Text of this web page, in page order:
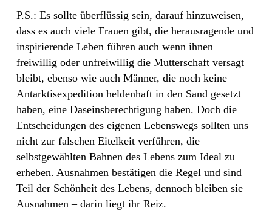
P.S.: Es sollte überflüssig sein, darauf hinzuweisen,
dass es auch viele Frauen gibt, die herausragende und
inspirierende Leben führen auch wenn ihnen
freiwillig oder unfreiwillig die Mutterschaft versagt
bleibt, ebenso wie auch Männer, die noch keine
Antarktisexpedition heldenhaft in den Sand gesetzt
haben, eine Daseinsberechtigung haben. Doch die
Entscheidungen des eigenen Lebenswegs sollten uns
nicht zur falschen Eitelkeit verführen, die
selbstgewählten Bahnen des Lebens zum Ideal zu
erheben. Ausnahmen bestätigen die Regel und sind
Teil der Schönheit des Lebens, dennoch bleiben sie
Ausnahmen – darin liegt ihr Reiz.